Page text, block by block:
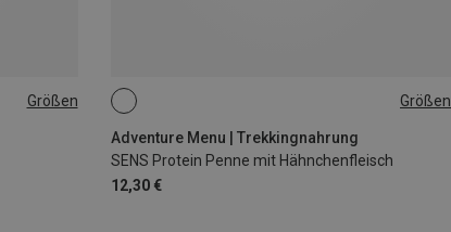
Größen Größen
Adventure Menu | Trekkingnahrung
SENS Protein Penne mit Hähnchenfleisch
12,30 €
160G